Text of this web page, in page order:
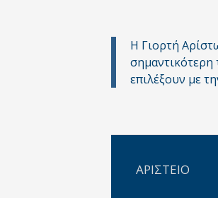
Η Γιορτή
επιλέξουν με
ΑΡΙΣΤΕΙΟ